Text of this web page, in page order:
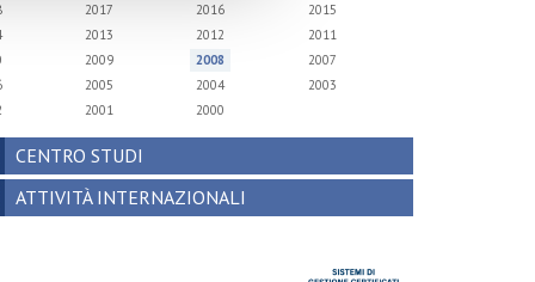
2017 2016
2015
2013 2012
2011
2009 2008
2007
2005 2004
2003
2001 2000
CENTRO STUDI
ATTIVITÀ INTERNAZIONALI